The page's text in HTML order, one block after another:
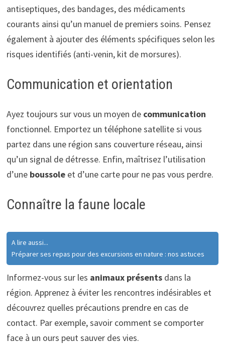
antiseptiques, des bandages, des médicaments
courants ainsi qu’un manuel de premiers soins. Pensez
également à ajouter des éléments spécifiques selon les
risques identifiés (anti-venin, kit de morsures).
Communication et orientation
Ayez toujours sur vous un moyen de communication
fonctionnel. Emportez un téléphone satellite si vous
partez dans une région sans couverture réseau, ainsi
qu’un signal de détresse. Enfin, maîtrisez l’utilisation
d’une boussoleet d’une carte pour ne pas vous perdre.
Connaître la faune locale
A lire aussi...
Préparer ses repas pour des excursions en nature : nos astuces
Informez-vous sur les animaux présentsdans la
région. Apprenez à éviter les rencontres indésirables et
découvrez quelles précautions prendre en cas de
contact. Par exemple, savoir comment se comporter
face à un ours peut sauver des vies.